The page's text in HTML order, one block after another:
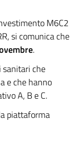
M6C2
si comunica che
.
sanitari che
e che hanno
A, B e C.
piattaforma